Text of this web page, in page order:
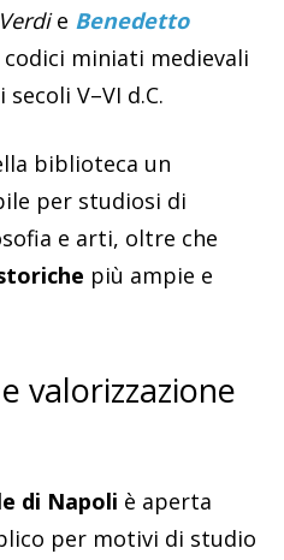
e Benedetto
miniati medievali
V–VI d.C.
biblioteca un
per studiosi di
e arti, oltre che
più ampie e
valorizzazione
di Napoli è aperta
per motivi di studio